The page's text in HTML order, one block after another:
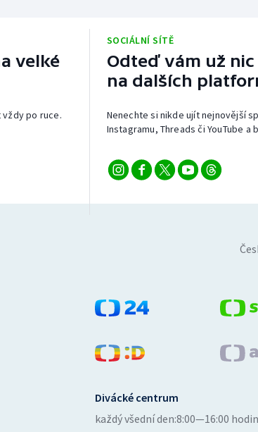
velké
vždy po ruce.
SOCIÁLNÍ SÍTĚ
Odteď vám už
na dalších
Nenechte si nikde ujít nejnovější
Instagramu, Threads či YouTube a
Divácké centrum
každý všední den:8:00—16:00 hodin